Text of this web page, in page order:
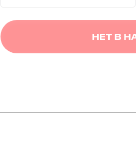
НЕТ В